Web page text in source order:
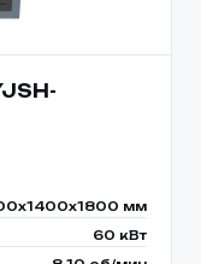
мм
60 кВт